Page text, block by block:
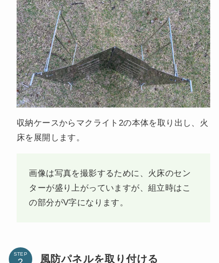
収納ケースからマクライト2の本体を取り出し、火
床を展開します。
画像は写真を撮影するために、火床のセン
ターが盛り上がっていますが、組立時はこ
の部分がV字になります。
STEP 風防パネルを取り付ける